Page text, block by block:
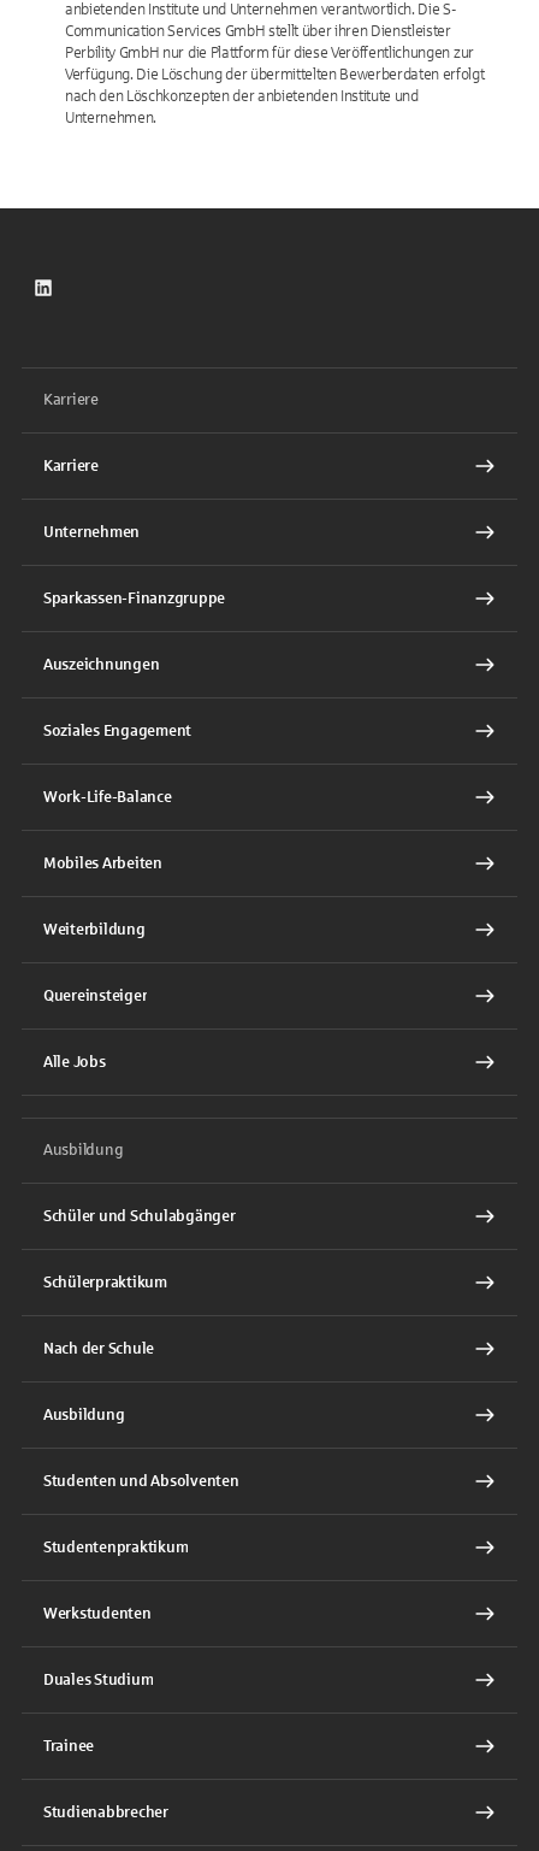
anbietenden Institute und Unternehmen verantwortlich. Die S-
Communication Services GmbH stellt über ihren Dienstleister
Perbility GmbH nur die Plattform für diese Veröffentlichungen zur
Verfügung. Die Löschung der übermittelten Bewerberdaten erfolgt
nach den Löschkonzepten der anbietenden Institute und
Unternehmen.
LinkedIn
Karriere
Karriere
Unternehmen
Sparkassen-Finanzgruppe
Auszeichnungen
Soziales Engagement
Work-Life-Balance
Mobiles Arbeiten
Weiterbildung
Quereinsteiger
Alle Jobs
Ausbildung
Schüler und Schulabgänger
Schülerpraktikum
Nach der Schule
Ausbildung
Studenten und Absolventen
Studentenpraktikum
Werkstudenten
Duales Studium
Trainee
Studienabbrecher